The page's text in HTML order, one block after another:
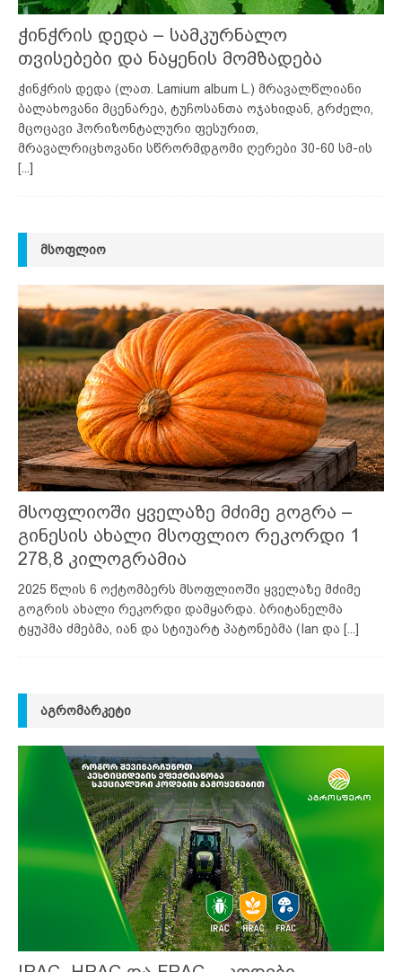
ჭინჭრის დედა – სამკურნალო
თვისებები და ნაყენის მომზადება
ჭინჭრის დედა (ლათ. Lamium album L.) მრავალწლიანი
ბალახოვანი მცენარეა, ტუჩოსანთა ოჯახიდან, გრძელი,
მცოცავი ჰორიზონტალური ფესურით,
მრავალრიცხოვანი სწრორმდგომი ღერები 30-60 სმ-ის
[...]
ᲛᲡᲝᲤᲚᲘᲝ
მსოფლიოში ყველაზე მძიმე გოგრა –
გინესის ახალი მსოფლიო რეკორდი 1
278,8 კილოგრამია
2025 წლის 6 ოქტომბერს მსოფლიოში ყველაზე მძიმე
გოგრის ახალი რეკორდი დამყარდა. ბრიტანელმა
ტყუპმა ძმებმა, იან და სტიუარტ პატონებმა (Ian და [...]
ᲐᲒᲠᲝᲛᲐᲠᲙᲔᲢᲘ